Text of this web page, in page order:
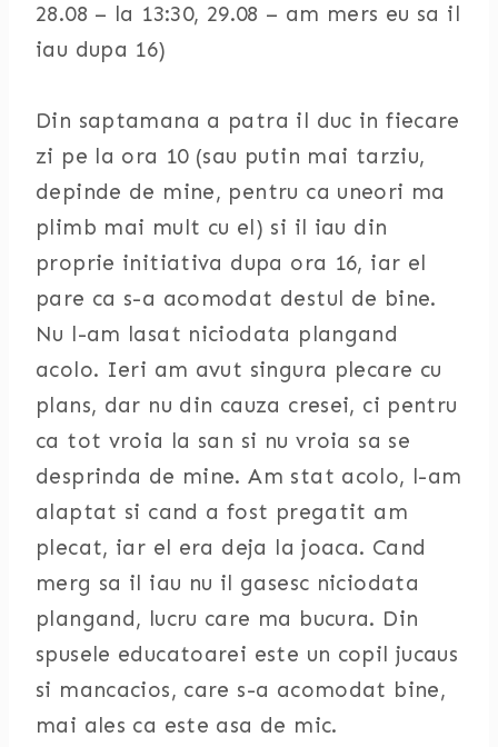
28.08 – la 13:30, 29.08 – am mers eu sa il
iau dupa 16)
Din saptamana a patra il duc in fiecare
zi pe la ora 10 (sau putin mai tarziu,
depinde de mine, pentru ca uneori ma
plimb mai mult cu el) si il iau din
proprie initiativa dupa ora 16, iar el
pare ca s-a acomodat destul de bine.
Nu l-am lasat niciodata plangand
acolo. Ieri am avut singura plecare cu
plans, dar nu din cauza cresei, ci pentru
ca tot vroia la san si nu vroia sa se
desprinda de mine. Am stat acolo, l-am
alaptat si cand a fost pregatit am
plecat, iar el era deja la joaca. Cand
merg sa il iau nu il gasesc niciodata
plangand, lucru care ma bucura. Din
spusele educatoarei este un copil jucaus
si mancacios, care s-a acomodat bine,
mai ales ca este asa de mic.